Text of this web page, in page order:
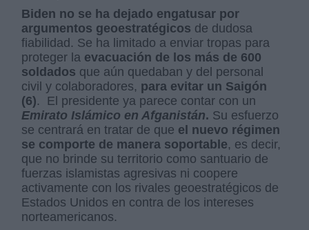
Biden no se ha dejado engatusar por
argumentos geoestratégicos de dudosa
fiabilidad. Se ha limitado a enviar tropas para
proteger la evacuación de los más de 600
soldados que aún quedaban y del personal
civil y colaboradores, para evitar un Saigón
(6).
El presidente ya parece contar con un
Emirato Islámico en Afganistán. Su esfuerzo
se centrará en tratar de que el nuevo régimen
se comporte de manera soportable, es decir,
que no brinde su territorio como santuario de
fuerzas islamistas agresivas ni coopere
activamente con los rivales geoestratégicos de
Estados Unidos en contra de los intereses
norteamericanos.